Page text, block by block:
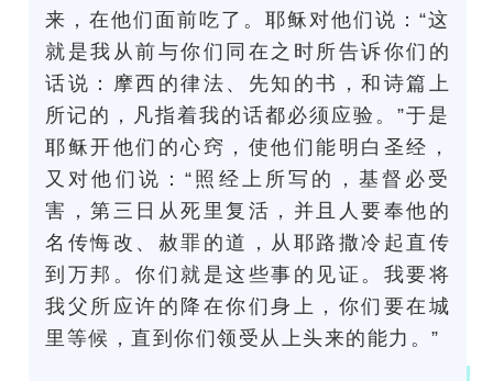
来，在他们面前吃了。耶稣对他们说：“这
就是我从前与你们同在之时所告诉你们的
话说：摩西的律法、先知的书，和诗篇上
所记的，凡指着我的话都必须应验。”于是
耶稣开他们的心窍，使他们能明白圣经，
又对他们说：“照经上所写的，基督必受
害，第三日从死里复活，并且人要奉他的
名传悔改、赦罪的道，从耶路撒冷起直传
到万邦。你们就是这些事的见证。我要将
我父所应许的降在你们身上，你们要在城
里等候，直到你们领受从上头来的能力。”